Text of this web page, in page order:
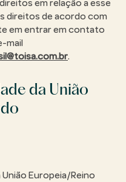
em relação a esse
direitos de acordo com
em entrar em contato
mail
.
da União
Europeia/Reino